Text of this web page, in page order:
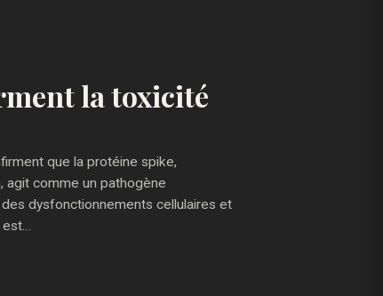
la toxicité
que la protéine spike,
agit comme un pathogène
dysfonctionnements cellulaires et
est…